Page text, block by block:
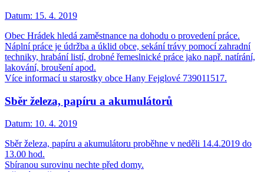
Datum: 15. 4. 2019
Obec Hrádek hledá zaměstnance na dohodu o provedení práce.
Náplní práce je údržba a úklid obce, sekání trávy pomocí zahradní
techniky, hrabání listí, drobné řemeslnické práce jako např. natírání,
lakování, broušení apod.
Více informací u starostky obce Hany Fejglové 739011517.
Sběr železa, papíru a akumulátorů
Datum: 10. 4. 2019
Sběr železa, papíru a akumulátoru proběhne v neděli 14.4.2019 do
13.00 hod.
Sbíranou surovinu nechte před domy.